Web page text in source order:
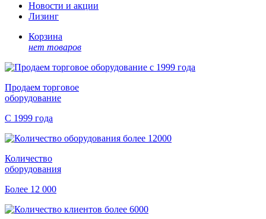
Новости и акции
Лизинг
Корзина
нет товаров
Продаем торговое
оборудование
С 1999 года
Количество
оборудования
Более 12 000